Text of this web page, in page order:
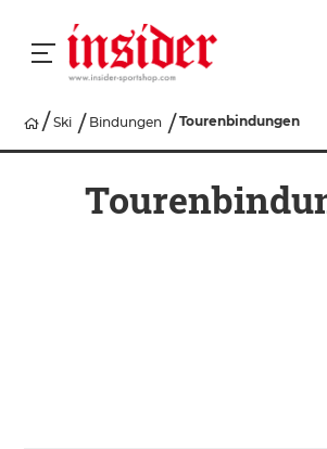
RACING
Ski Bindungen Tourenbindungen